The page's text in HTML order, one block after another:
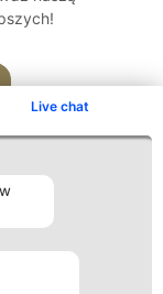
Live chat